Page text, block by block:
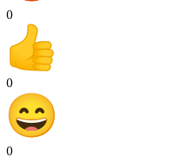
0
0
0